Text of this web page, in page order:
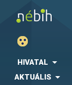
HIVATAL
AKTUÁLIS